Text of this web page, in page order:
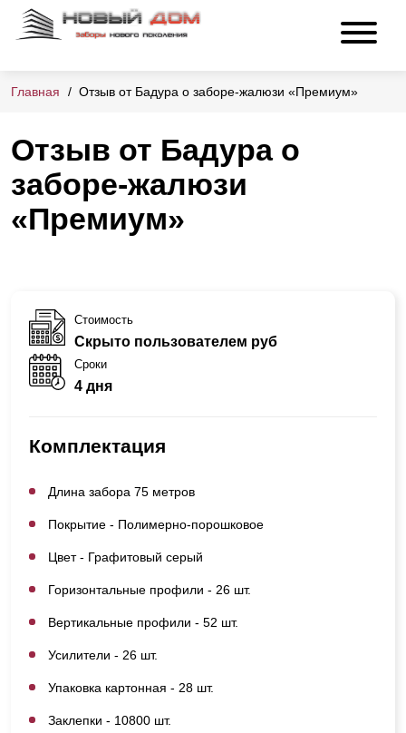
Главная Отзыв от Бадура о заборе-жалюзи «Премиум»
Отзыв от Бадура о
заборе-жалюзи
«Премиум»
Стоимость
Скрыто пользователем руб
Сроки
4 дня
Комплектация
Длина забора 75 метров
Покрытие - Полимерно-порошковое
Цвет - Графитовый серый
Горизонтальные профили - 26 шт.
Вертикальные профили - 52 шт.
Усилители - 26 шт.
Упаковка картонная - 28 шт.
Заклепки - 10800 шт.